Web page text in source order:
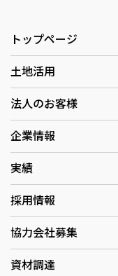
トップページ
土地活用
法人のお客様
企業情報
実績
採用情報
協力会社募集
資材調達